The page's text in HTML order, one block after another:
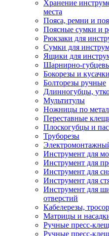
Хранение
места
Пояса, ремни и
Поясные сумки и
Рюкзаки для
Сумки для
Ящики для
Шарнирно-
Бокорезы и кусачки
Болторезы ручные
Длинногубцы,
Мультитулы
Ножницы по
Переставные
Плоскогубцы и
Труборезы
Инструмент для
Инструмент для
Инструмент для
Инструмент для
Инструмент для
отверстий
Кабелерезы,
Матрицы и
Ручные пресс-
Ручные пресс-